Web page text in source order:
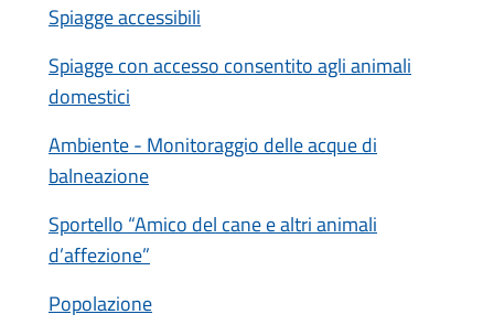
Spiagge accessibili
Spiagge con accesso consentito agli animali
domestici
Ambiente - Monitoraggio delle acque di
balneazione
Sportello “Amico del cane e altri animali
d’affezione”
Popolazione